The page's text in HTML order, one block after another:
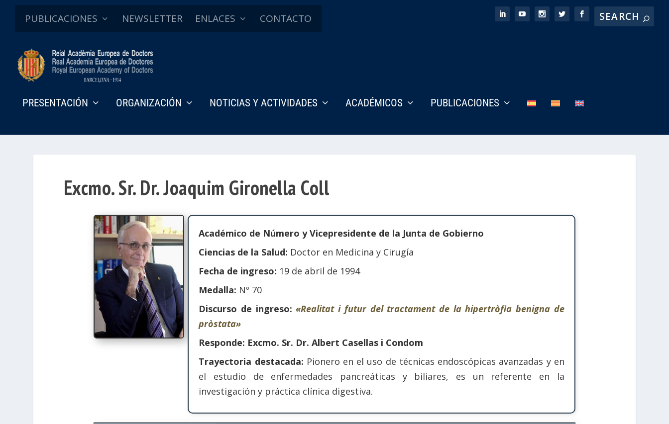
PUBLICACIONES NEWSLETTER ENLACES CONTACTO
PRESENTACIÓN ORGANIZACIÓN NOTICIAS Y ACTIVIDADES ACADÉMICOS PUBLICACIONES
Excmo. Sr. Dr. Joaquim Gironella Coll
Académico de Número y Vicepresidente de la Junta de Gobierno
Ciencias de la Salud: Doctor en Medicina y Cirugía
Fecha de ingreso: 19 de abril de 1994
Medalla: Nº 70
Discurso de ingreso: «Realitat i futur del tractament de la hipertròfia benigna de
pròstata»
Responde: Excmo. Sr. Dr. Albert Casellas i Condom
Trayectoria destacada: Pionero en el uso de técnicas endoscópicas avanzadas y en
el estudio de enfermedades pancreáticas y biliares, es un referente en la
investigación y práctica clínica digestiva.